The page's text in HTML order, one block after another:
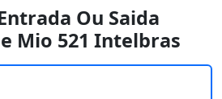
Ou Saida
Mio 521 Intelbras